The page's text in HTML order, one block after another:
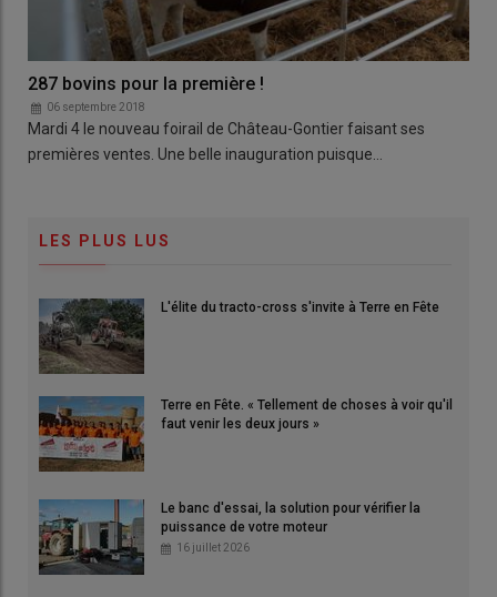
287 bovins pour la première !
06 septembre 2018
Mardi 4 le nouveau foirail de Château-Gontier faisant ses
premières ventes. Une belle inauguration puisque…
LES PLUS LUS
L'élite du tracto-cross s'invite à Terre en Fête
Terre en Fête. « Tellement de choses à voir qu'il
faut venir les deux jours »
Le banc d'essai, la solution pour vérifier la
puissance de votre moteur
16 juillet 2026